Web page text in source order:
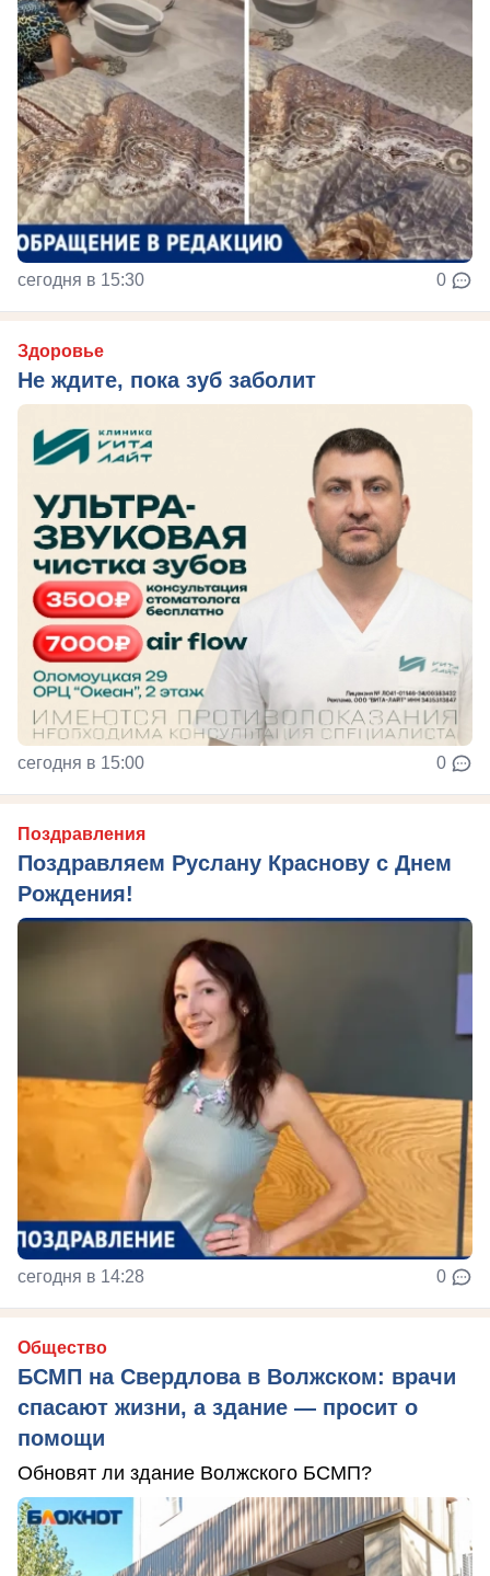
сегодня в 15:30 0
Здоровье
Не ждите, пока зуб заболит
сегодня в 15:00 0
Поздравления
Поздравляем Руслану Краснову с Днем
Рождения!
сегодня в 14:28 0
Общество
БСМП на Свердлова в Волжском: врачи
спасают жизни, а здание — просит о
помощи
Обновят ли здание Волжского БСМП?